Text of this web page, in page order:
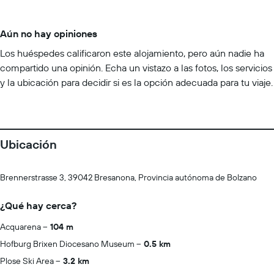
Aún no hay opiniones
Los huéspedes calificaron este alojamiento, pero aún nadie ha
compartido una opinión. Echa un vistazo a las fotos, los servicios
y la ubicación para decidir si es la opción adecuada para tu viaje.
Ubicación
Brennerstrasse 3, 39042 Bresanona, Provincia autónoma de Bolzano
¿Qué hay cerca?
Acquarena
104 m
Hofburg Brixen Diocesano Museum
0.5 km
Plose Ski Area
3.2 km